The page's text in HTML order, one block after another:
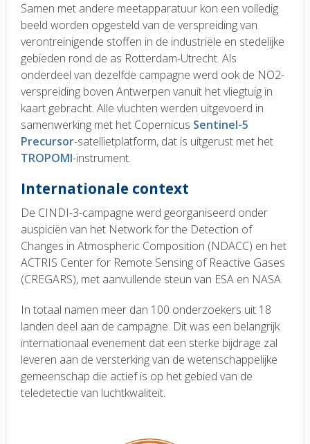
Samen met andere meetapparatuur kon een volledig
beeld worden opgesteld van de verspreiding van
verontreinigende stoffen in de industriële en stedelijke
gebieden rond de as Rotterdam-Utrecht. Als
onderdeel van dezelfde campagne werd ook de NO2-
verspreiding boven Antwerpen vanuit het vliegtuig in
kaart gebracht. Alle vluchten werden uitgevoerd in
samenwerking met het Copernicus Sentinel-5
Precursor-satellietplatform, dat is uitgerust met het
TROPOMI-instrument.
Internationale context
De CINDI-3-campagne werd georganiseerd onder
auspiciën van het Network for the Detection of
Changes in Atmospheric Composition (NDACC) en het
ACTRIS Center for Remote Sensing of Reactive Gases
(CREGARS), met aanvullende steun van ESA en NASA.
In totaal namen meer dan 100 onderzoekers uit 18
landen deel aan de campagne. Dit was een belangrijk
internationaal evenement dat een sterke bijdrage zal
leveren aan de versterking van de wetenschappelijke
gemeenschap die actief is op het gebied van de
teledetectie van luchtkwaliteit.